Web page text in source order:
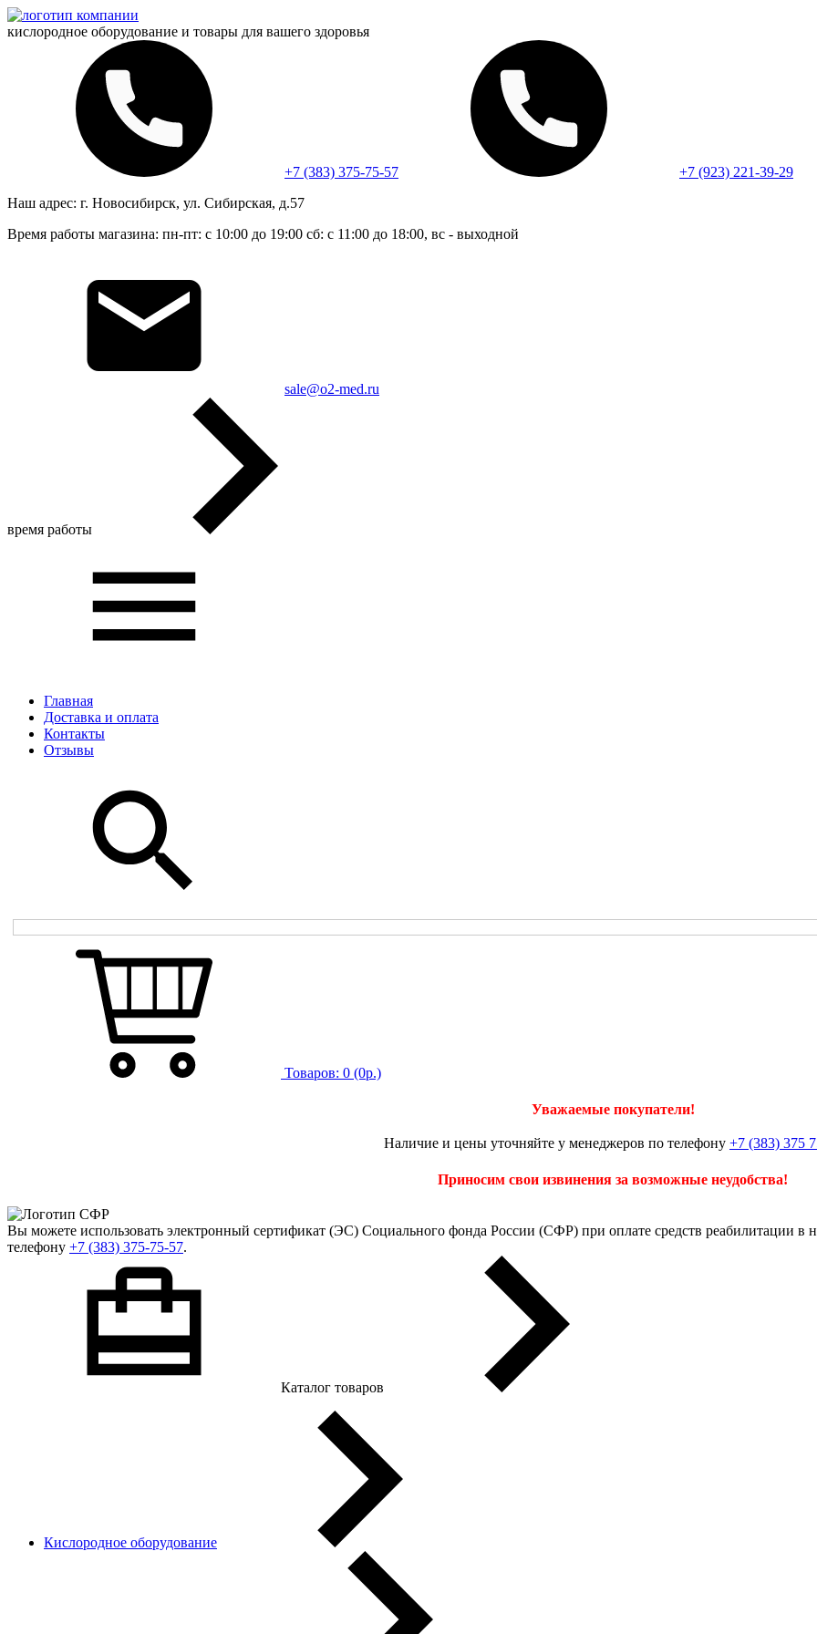
кислородное оборудование и товары для вашего здоровья
+7 (383) 375-75-57
+7 (923) 221-39-29
Наш адрес: г. Новосибирск, ул. Сибирская, д.57
Время работы магазина: пн-пт: с 10:00 до 19:00 сб: с 11:00 до 18:00, вс - выходной
sale@o2-med.ru
время работы
Главная
Доставка и оплата
Контакты
Отзывы
Товаров: 0 (0р.)
Уважаемые покупатели!
Наличие и цены уточняйте у менеджеров по телефону +7 (383) 375
Приносим свои извинения за возможные неудобства!
Вы можете использовать электронный сертификат (ЭС) Социального фонда России (СФР) при оплате средств реабилитации в
телефону +7 (383) 375-75-57.
Каталог товаров
Кислородное оборудование